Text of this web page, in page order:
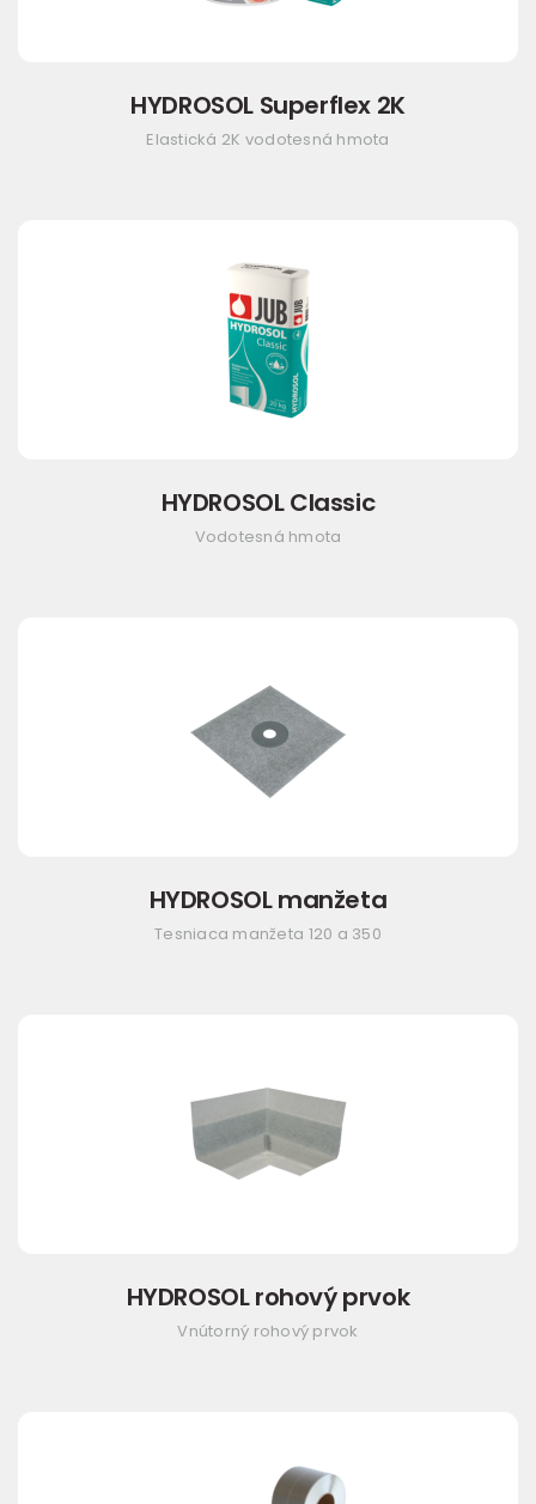
HYDROSOL Superflex 2K
Elastická 2K vodotesná hmota
HYDROSOL Classic
Vodotesná hmota
HYDROSOL manžeta
Tesniaca manžeta 120 a 350
HYDROSOL rohový prvok
Vnútorný rohový prvok